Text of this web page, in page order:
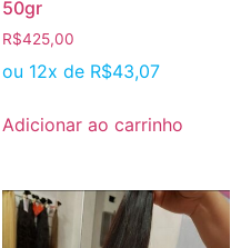
50gr
R$425,00
ou 12x de R$43,07
Adicionar ao carrinho